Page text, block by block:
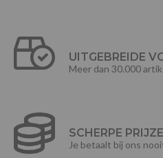
UITGEBREIDE
Meer dan 30.000
SCHERPE
Je betaalt bij ons